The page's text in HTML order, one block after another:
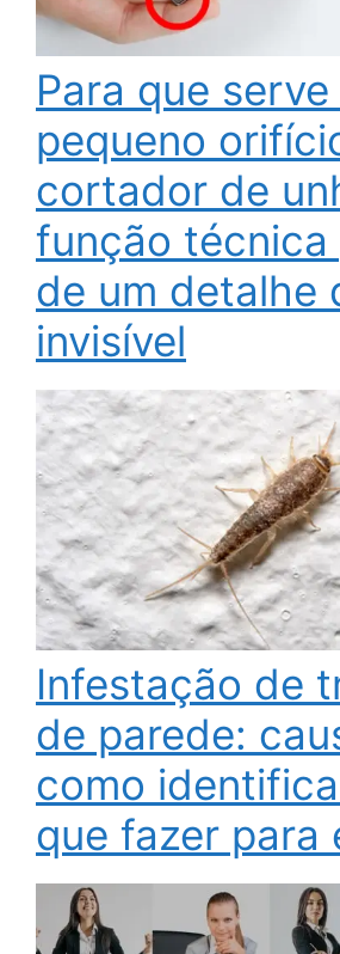
Para que serve
pequeno
cortador de
função técnica
de um detalhe
invisível
Infestação de
de parede:
como
que fazer para